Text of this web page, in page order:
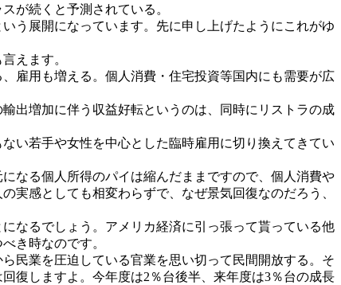
が続くと予測されている。
う展開になっています。先に申し上げたようにこれがゆ
えます。
雇用も増える。個人消費・住宅投資等国内にも需要が広
出増加に伴う収益好転というのは、同時にリストラの成
い若手や女性を中心とした臨時雇用に切り換えてきてい
なる個人所得のパイは縮んだままですので、個人消費や
実感としても相変わらずで、なぜ景気回復なのだろう、
なるでしょう。アメリカ経済に引っ張って貰っている他
き時なのです。
民業を圧迫している官業を思い切って民間開放する。そ
復しますよ。今年度は2％台後半、来年度は3％台の成長